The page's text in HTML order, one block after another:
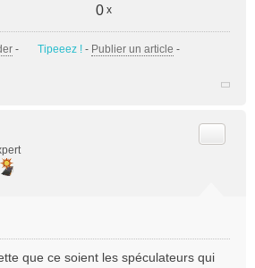
0 x
- Tipeeez ! - Publier un article -
que ce soient les spéculateurs qui